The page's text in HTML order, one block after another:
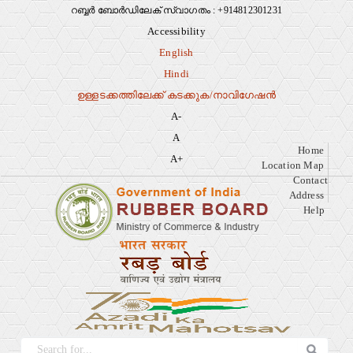
റബ്ബർ ബോർഡിലേക് സ്വാഗതം : +914812301231
Accessibility
English
Hindi
ഉള്ളടക്കത്തിലേക്ക് കടക്കുക/നാവിഗേഷൻ
A-
A
A+
Home
Location Map
Contact
Address
Help